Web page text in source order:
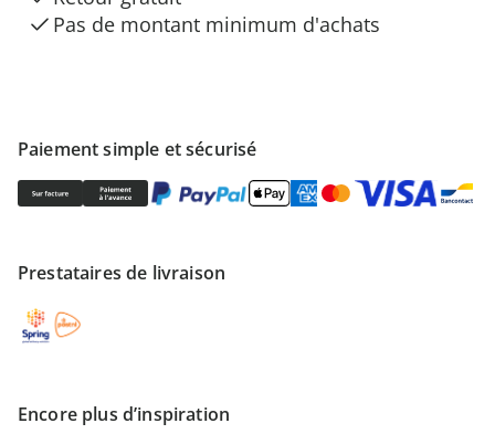
Paiement simple et sécurisé
Prestataires de livraison
Encore plus d’inspiration
Pas de montant minimum d'achats